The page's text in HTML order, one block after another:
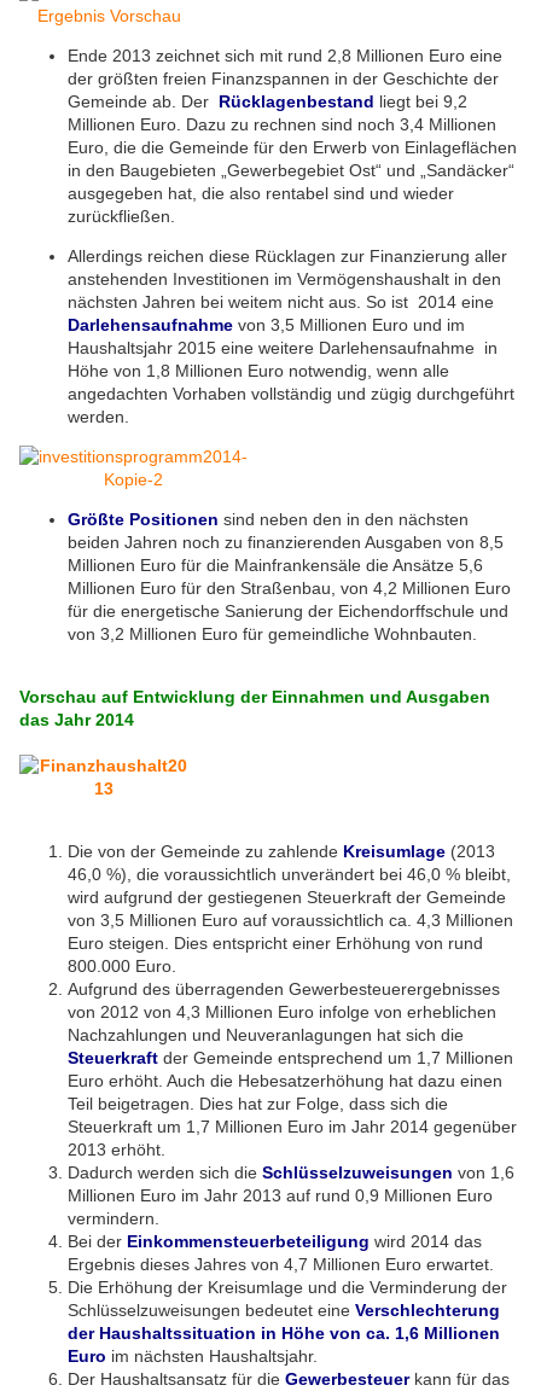
Ende 2013 zeichnet sich mit rund 2,8 Millionen Euro eine
der größten freien Finanzspannen in der Geschichte der
Gemeinde ab. Der Rücklagenbestand liegt bei 9,2
Millionen Euro. Dazu zu rechnen sind noch 3,4 Millionen
Euro, die die Gemeinde für den Erwerb von Einlageflächen
in den Baugebieten „Gewerbegebiet Ost“ und „Sandäcker“
ausgegeben hat, die also rentabel sind und wieder
zurückfließen.
Allerdings reichen diese Rücklagen zur Finanzierung aller
anstehenden Investitionen im Vermögenshaushalt in den
nächsten Jahren bei weitem nicht aus. So ist 2014 eine
Darlehensaufnahme von 3,5 Millionen Euro und im
Haushaltsjahr 2015 eine weitere Darlehensaufnahme in
Höhe von 1,8 Millionen Euro notwendig, wenn alle
angedachten Vorhaben vollständig und zügig durchgeführt
werden.
Größte Positionen sind neben den in den nächsten
beiden Jahren noch zu finanzierenden Ausgaben von 8,5
Millionen Euro für die Mainfrankensäle die Ansätze 5,6
Millionen Euro für den Straßenbau, von 4,2 Millionen Euro
für die energetische Sanierung der Eichendorffschule und
von 3,2 Millionen Euro für gemeindliche Wohnbauten.
Vorschau auf Entwicklung der Einnahmen und Ausgaben
das Jahr 2014
Die von der Gemeinde zu zahlende Kreisumlage (2013
46,0 %), die voraussichtlich unverändert bei 46,0 % bleibt,
wird aufgrund der gestiegenen Steuerkraft der Gemeinde
von 3,5 Millionen Euro auf voraussichtlich ca. 4,3 Millionen
Euro steigen. Dies entspricht einer Erhöhung von rund
800.000 Euro.
Aufgrund des überragenden Gewerbesteuerergebnisses
von 2012 von 4,3 Millionen Euro infolge von erheblichen
Nachzahlungen und Neuveranlagungen hat sich die
Steuerkraft der Gemeinde entsprechend um 1,7 Millionen
Euro erhöht. Auch die Hebesatzerhöhung hat dazu einen
Teil beigetragen. Dies hat zur Folge, dass sich die
Steuerkraft um 1,7 Millionen Euro im Jahr 2014 gegenüber
2013 erhöht.
Dadurch werden sich die Schlüsselzuweisungen von 1,6
Millionen Euro im Jahr 2013 auf rund 0,9 Millionen Euro
vermindern.
Bei der Einkommensteuerbeteiligung wird 2014 das
Ergebnis dieses Jahres von 4,7 Millionen Euro erwartet.
Die Erhöhung der Kreisumlage und die Verminderung der
Schlüsselzuweisungen bedeutet eine Verschlechterung
der Haushaltssituation in Höhe von ca. 1,6 Millionen
Euro im nächsten Haushaltsjahr.
Der Haushaltsansatz für die Gewerbesteuerkann für das